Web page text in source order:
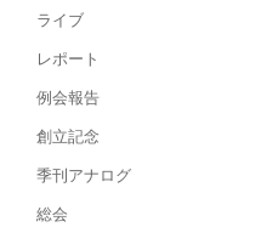
ライブ
レポート
例会報告
創立記念
季刊アナログ
総会